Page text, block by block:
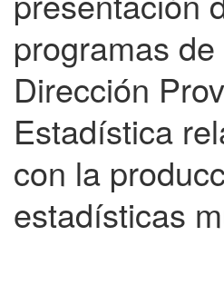
programas
Dirección
Estadística
con la
estadísticas